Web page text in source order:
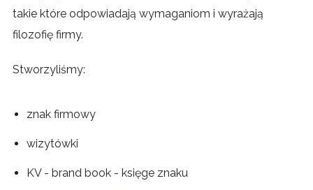
takie które odpowiadają wymaganiom i wyrażają
filozofię firmy.
Stworzyliśmy:
znak firmowy
wizytówki
KV - brand book - księge znaku